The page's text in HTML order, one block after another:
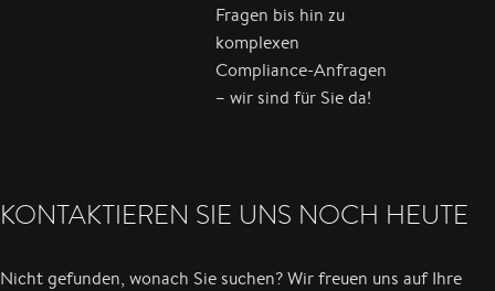
Fragen bis hin zu
komplexen
Compliance-Anfragen
– wir sind für Sie da!
KONTAKTIEREN SIE UNS NOCH HEUTE
Nicht gefunden, wonach Sie suchen? Wir freuen uns auf Ihre